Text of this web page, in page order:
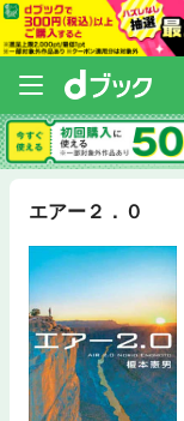
エアー２．０